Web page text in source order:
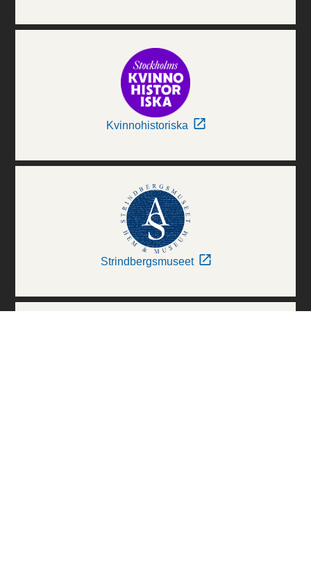
Kvinnohistoriska
Strindbergsmuseet